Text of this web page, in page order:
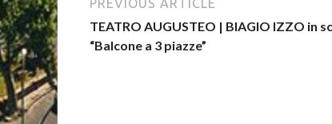
PREVIOUS ARTICLE
TEATRO AUGUSTEO | BIAGIO IZZO in
“Balcone a 3 piazze”